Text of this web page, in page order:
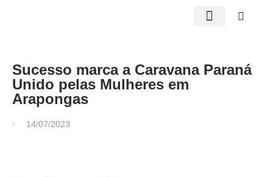
Sucesso marca a Caravana Paraná
Unido pelas Mulheres em
Arapongas
14/07/2023